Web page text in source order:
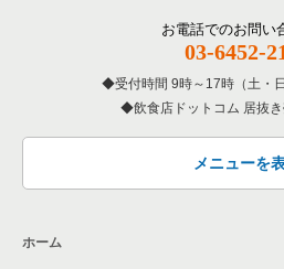
その他の居抜き売却物件の案件一覧
厚木市の飲食店の居抜き売却物件の案
中郡の飲食店の居抜き売却物件の案
三浦郡の飲食店の居抜き売却物件の案
神奈川県の専門料理の居抜き売却物件
神奈川県の和食の居抜き売却物件の
神奈川県の洋食の居抜き売却物件の案
お電話でのお問い
03-6452-
受付時間 9時～17時（土・
飲食店ドットコム 居抜
メニューを
ホーム